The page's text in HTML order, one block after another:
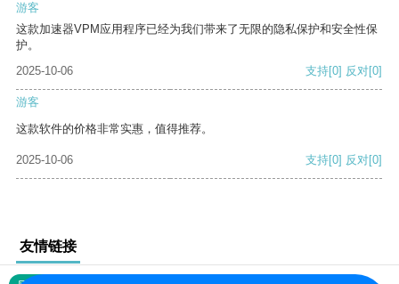
游客
这款加速器VPM应用程序已经为我们带来了无限的隐私保护和安全性保
护。
2025-10-06
支持[0] 反对[0]
游客
这款软件的价格非常实惠，值得推荐。
2025-10-06 支持[0] 反对[0]
友情链接